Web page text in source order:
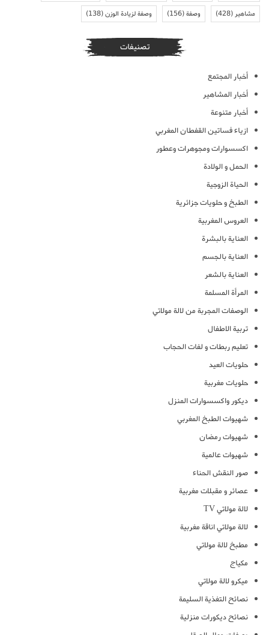
مشاهير(428) وصفة(156) وصفة لزيادة الوزن(138)
تصنيفات
أخبار المجتمع
أخبار المشاهير
أخبار متنوعة
ازياء فساتين القفطان المغربي
اكسسوارات ومجوهرات وعطور
الحمل و الولادة
الحياة الزوجية
الطبخ و حلويات جزائرية
العروس المغربية
العناية بالبشرة
العناية بالجسم
العناية بالشعر
المرأة المسلمة
الوصفات المجربة من لالة مولاتي
تربية الاطفال
تعليم ربطات و لفات الحجاب
حلويات العيد
حلويات مغربية
ديكور واكسسوارات المنزل
شهيوات الطبخ المغربي
شهيوات رمضان
شهيوات عالمية
صور النقش الحناء
عصائر و مقبلات مغربية
لالة مولاتي TV
لالة مولاتي اناقة مغربية
مطبخ لالة مولاتي
مكياج
ميكرو لالة مولاتي
نصائح التغذية السليمة
نصائح ديكورات منزلية